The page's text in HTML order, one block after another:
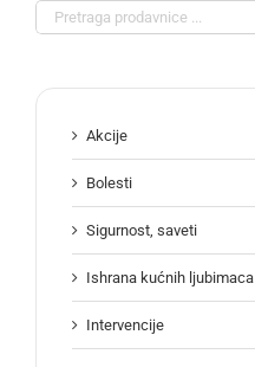
Search
for:
Akcije
Bolesti
Sigurnost, saveti
Ishrana kućnih ljubimaca
Intervencije